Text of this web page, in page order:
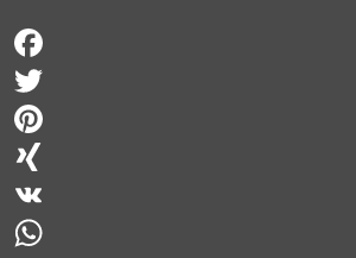
Facebook
Twitter
Pinterest
XING
VK